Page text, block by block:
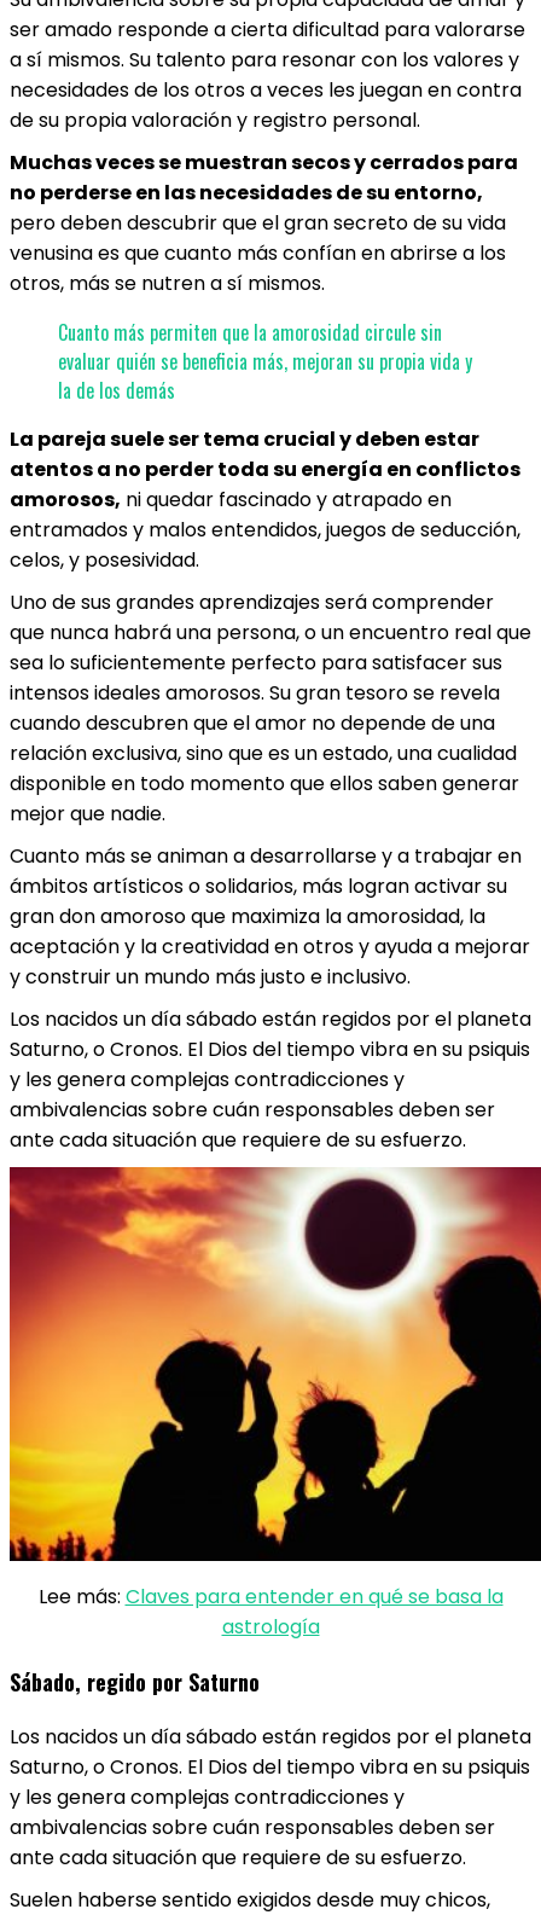
ser amado responde a cierta dificultad para valorarse
a sí mismos. Su talento para resonar con los valores y
necesidades de los otros a veces les juegan en contra
de su propia valoración y registro personal.
Muchas veces se muestran secos y cerrados para
no perderse en las necesidades de su entorno,
pero deben descubrir que el gran secreto de su vida
venusina es que cuanto más confían en abrirse a los
otros, más se nutren a sí mismos.
Cuanto más permiten que la amorosidad circule sin
evaluar quién se beneficia más, mejoran su propia vida y
la de los demás
La pareja suele ser tema crucial y deben estar
atentos a no perder toda su energía en conflictos
amorosos, ni quedar fascinado y atrapado en
entramados y malos entendidos, juegos de seducción,
celos, y posesividad.
Uno de sus grandes aprendizajes será comprender
que nunca habrá una persona, o un encuentro real que
sea lo suficientemente perfecto para satisfacer sus
intensos ideales amorosos. Su gran tesoro se revela
cuando descubren que el amor no depende de una
relación exclusiva, sino que es un estado, una cualidad
disponible en todo momento que ellos saben generar
mejor que nadie.
Cuanto más se animan a desarrollarse y a trabajar en
ámbitos artísticos o solidarios, más logran activar su
gran don amoroso que maximiza la amorosidad, la
aceptación y la creatividad en otros y ayuda a mejorar
y construir un mundo más justo e inclusivo.
Los nacidos un día sábado están regidos por el planeta
Saturno, o Cronos. El Dios del tiempo vibra en su psiquis
y les genera complejas contradicciones y
ambivalencias sobre cuán responsables deben ser
ante cada situación que requiere de su esfuerzo.
Lee más: Claves para entender en qué se basa la
astrología
Sábado, regido por Saturno
Los nacidos un día sábado están regidos por el planeta
Saturno, o Cronos. El Dios del tiempo vibra en su psiquis
y les genera complejas contradicciones y
ambivalencias sobre cuán responsables deben ser
ante cada situación que requiere de su esfuerzo.
Suelen haberse sentido exigidos desde muy chicos,